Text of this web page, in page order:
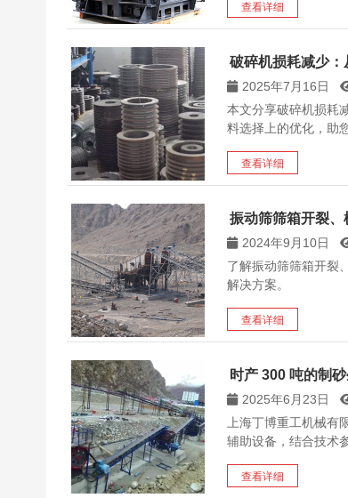
查看详细
破碎机损耗减少
2025年7月16日
本文分享破碎机损耗
料选择上的优化，助
查看详细
振动筛筛箱开裂
2024年9月10日
了解振动筛筛箱开裂
解决方案。
查看详细
时产 300 吨的制
2025年6月23日
上海丁博重工机械
辅助设备，结合技术
查看详细